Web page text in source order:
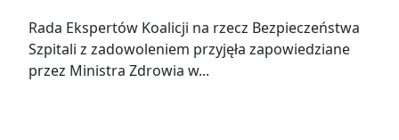
Rada Ekspertów Koalicji na rzecz Bezpieczeństwa
Szpitali z zadowoleniem przyjęła zapowiedziane
przez Ministra Zdrowia w...